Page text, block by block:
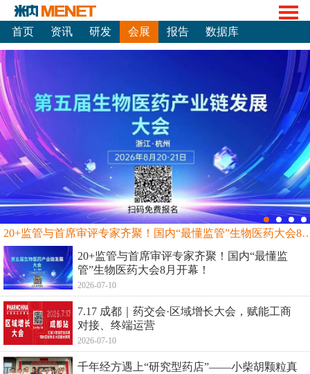
首页 资讯 研发 会展 报告 数据库
20+监管与首席审评专家齐聚！国内“最
20+监管与首席审评专家齐聚！国内“最懂监
管”生物医药大会8月开幕！
2026-07-10
7.17 成都｜药交会·区域增长大会，赋能工商
对接、终端运营
2026-07-10
千年经方遇上“研究型药店”——小柴胡颗粒真